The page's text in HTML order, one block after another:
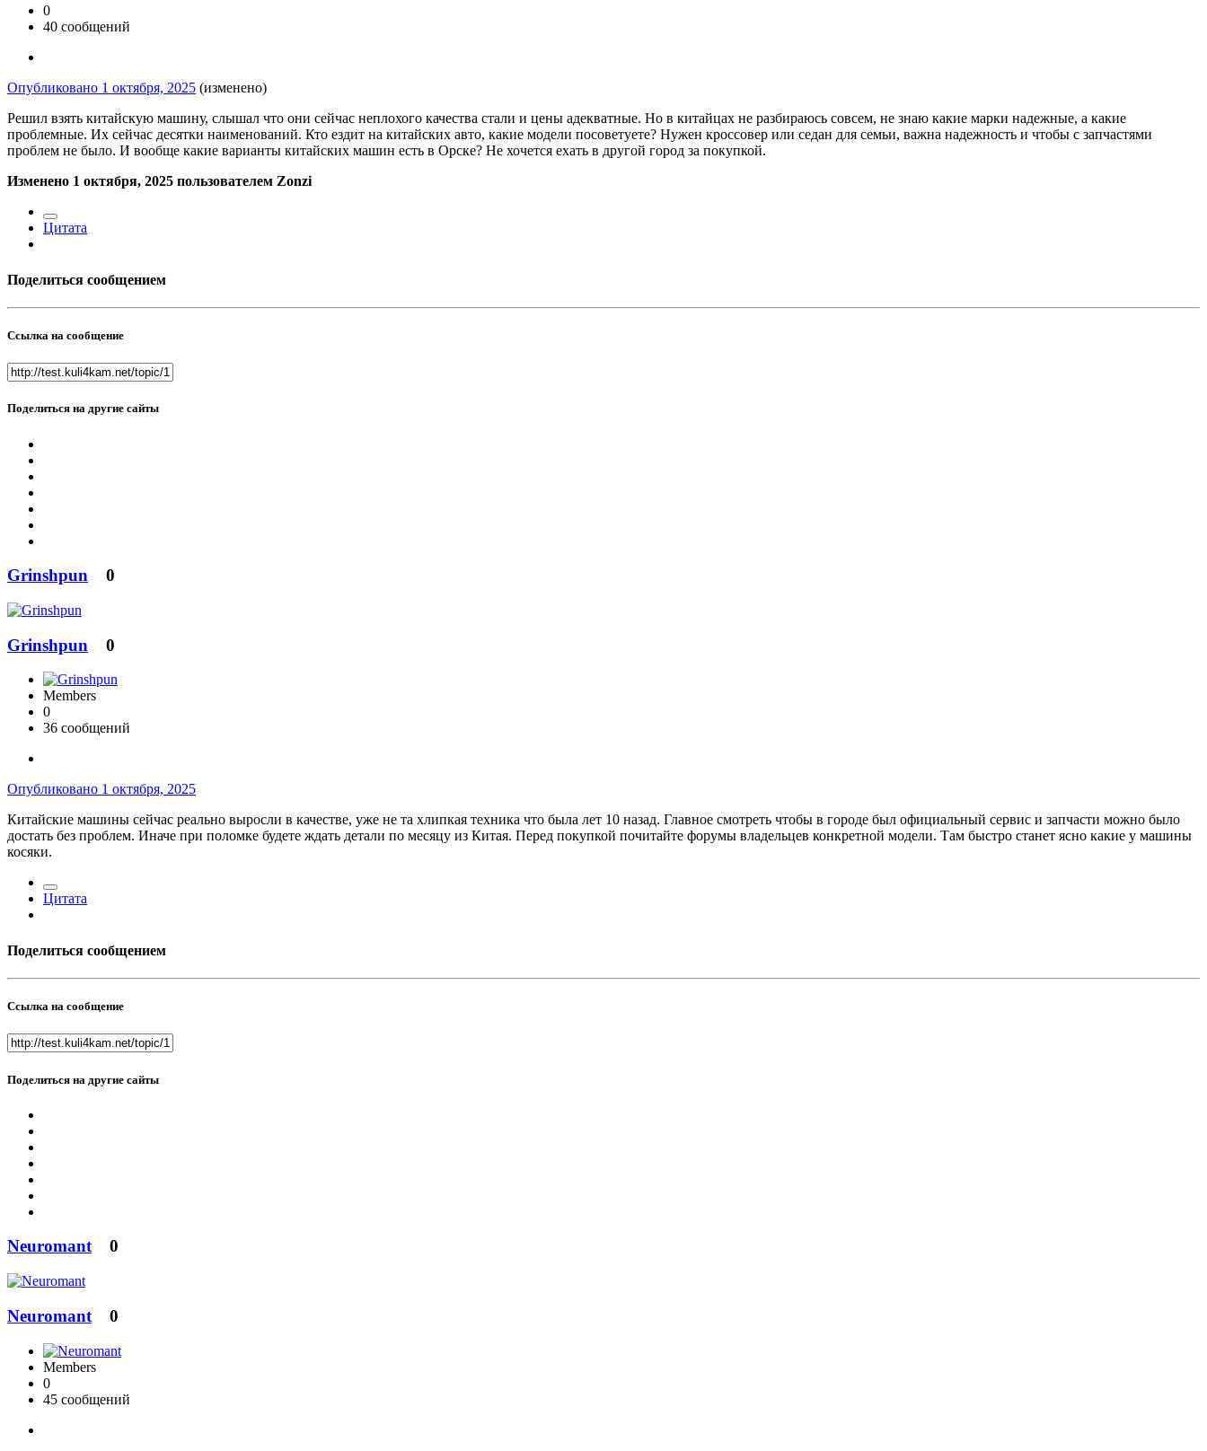
0
40 сообщений
Опубликовано 1 октября, 2025 (изменено)
Решил взять китайскую машину, слышал что они сейчас неплохого качества стали и цены адекватные. Но в китайцах не разбираюсь совсем, не знаю какие марки надежные, а какие
проблемные. Их сейчас десятки наименований. Кто ездит на китайских авто, какие модели посоветуете? Нужен кроссовер или седан для семьи, важна надежность и чтобы с запчастями
проблем не было. И вообще какие варианты китайских машин есть в Орске? Не хочется ехать в другой город за покупкой.
Изменено 1 октября, 2025 пользователем Zonzi
Цитата
Поделиться сообщением
Ссылка на сообщение
Поделиться на другие сайты
Grinshpun 0
Grinshpun 0
Members
0
36 сообщений
Опубликовано 1 октября, 2025
Китайские машины сейчас реально выросли в качестве, уже не та хлипкая техника что была лет 10 назад. Главное смотреть чтобы в городе был официальный сервис и запчасти можно было
достать без проблем. Иначе при поломке будете ждать детали по месяцу из Китая. Перед покупкой почитайте форумы владельцев конкретной модели. Там быстро станет ясно какие у машины
косяки.
Цитата
Поделиться сообщением
Ссылка на сообщение
Поделиться на другие сайты
Neuromant 0
Neuromant 0
Members
0
45 сообщений